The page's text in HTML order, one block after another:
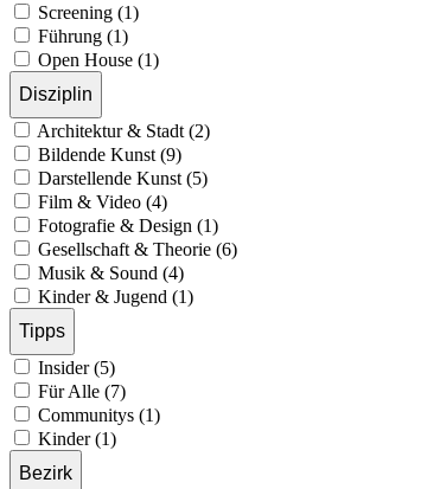
Screening (1)
Führung (1)
Open House (1)
Disziplin
Architektur & Stadt (2)
Bildende Kunst (9)
Darstellende Kunst (5)
Film & Video (4)
Fotografie & Design (1)
Gesellschaft & Theorie (6)
Musik & Sound (4)
Kinder & Jugend (1)
Tipps
Insider (5)
Für Alle (7)
Communitys (1)
Kinder (1)
Bezirk